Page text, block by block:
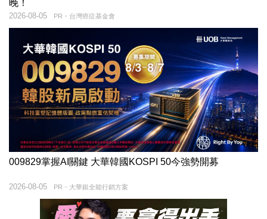
晚！
PR・台灣癌症基金會
2026-08-05
009829掌握AI關鍵 大華韓國KOSPI 50今強勢開募
PR・大華銀全能行銷方案
2026-08-05